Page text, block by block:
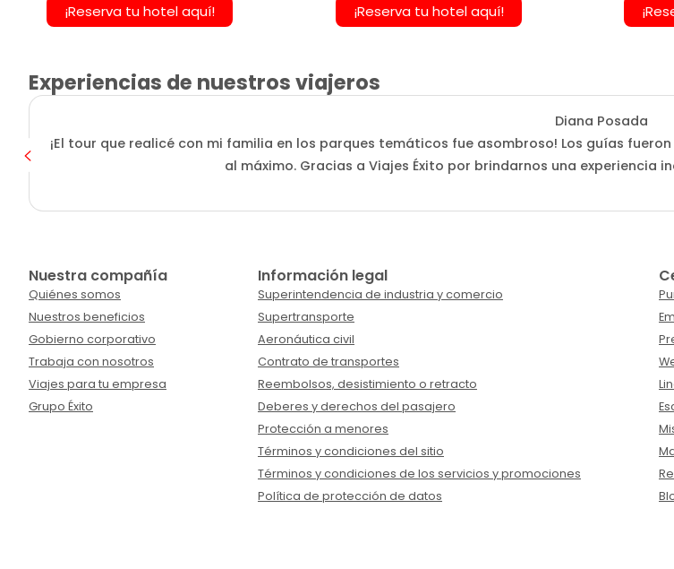
¡Reserva tu hotel aquí!
¡Reserva tu hotel aquí!
Experiencias de nuestros viajeros
Diana Posada
¡El tour que realicé con mi familia en los parques temáticos fue asombroso! Los guías
al máximo. Gracias a Viajes Éxito por brindarnos una experiencia
Nuestra compañía
Quiénes somos
Nuestros beneficios
Gobierno corporativo
Trabaja con nosotros
Viajes para tu empresa
Grupo Éxito
Información legal
Superintendencia de industria y comercio
Supertransporte
Aeronáutica civil
Contrato de transportes
Reembolsos, desistimiento o retracto
Deberes y derechos del pasajero
Protección a menores
Términos y condiciones del sitio
Términos y condiciones de los servicios y promociones
Política de protección de datos